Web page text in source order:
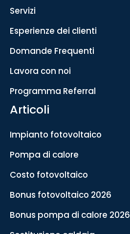
Servizi
Esperienze dei clienti
Domande Frequenti
Lavora con noi
Programma Referral
Articoli
Impianto fotovoltaico
Pompa di calore
Costo fotovoltaico
Bonus fotovoltaico 2026
Bonus pompa di calore 2026